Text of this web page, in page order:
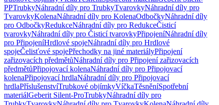
PPTrubkyNáhradní díly pro TrubkyTvarovkyNáhradní díly pro
TvarovkyKolenaNáhradní díly pro KolenaOdbočkyNáhradní díly
pro OdbočkyRedukceNáhradní díly pro RedukceČisticí
tvarovkyNáhradní díly pro Čisticí tvarovkyPřipojeníNáhradní díly
pro PřipojeníHrdlové spojeNáhradní díly pro Hrdlové
spojeČelisťové spojePřechodky na jiné materiályPřipojení
zařizovacích předmětůNáhradní díly pro Připojení zařizovacích
předmětůPřipojovací kolenaNáhradní díly pro Připojovací
kolenaPřipojovací hrdlaNáhradní díly pro Připojovací
hrdlaPříslušenstvíTrubkové objímkyVíčkaTěsněníSpotřební
materiálGeberit Silent-ProTrubkyNáhradní díly pro